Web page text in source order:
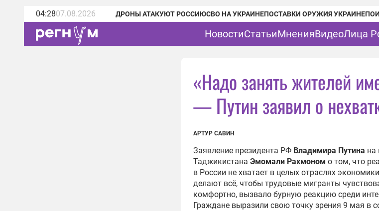
04:2807.08.2026 ДРОНЫ АТАКУЮТ РОССИЮСВО НА УКРАИНЕПОСТАВКИ ОРУЖИЯ УКРАИНЕ
НовостиСтатьиМненияВидеоЛица
«Надо занять жителей
— Путин заявил о
АРТУР САВИН
Заявление президента РФ Владимира Путина на
Таджикистана Эмомали Рахмоном о том, что
в России не хватает в целых отраслях
делают всё, чтобы трудовые мигранты
комфортно, вызвало бурную реакцию среди
Граждане выразили свою точку зрения 9 мая в